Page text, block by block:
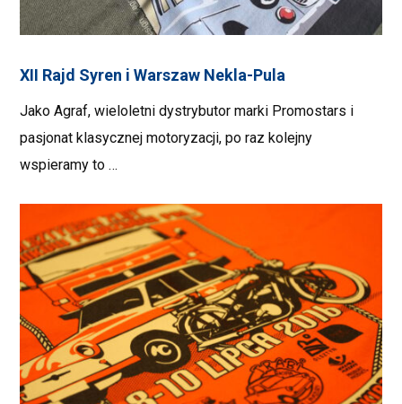
XII Rajd Syren i Warszaw Nekla-Pula
Jako Agraf, wieloletni dystrybutor marki Promostars i
pasjonat klasycznej motoryzacji, po raz kolejny
wspieramy to …